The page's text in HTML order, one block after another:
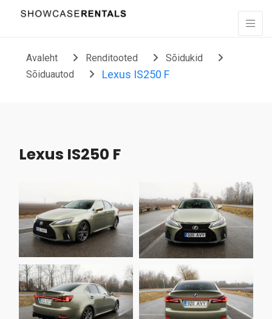
Liigu sisu juurde
Avaleht Renditooted
Sõidukid
Sõiduautod
Lexus IS250 F
Lexus IS250 F